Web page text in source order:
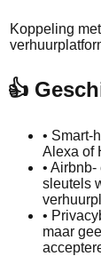
Koppeling met
👍
•
Alexa of
•
sleutels
•
maar